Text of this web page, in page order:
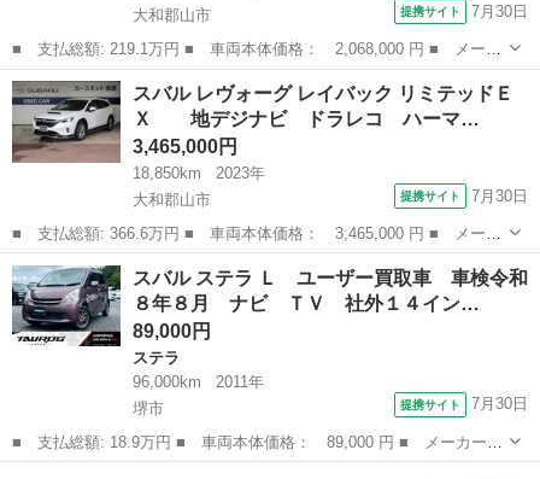
大和郡山市
提携サイト 7月30日
■ 支払総額: 219.1万円 ■ 車両本体価格： 2,068,000 円 ■ メーカ
ー名： スバル ■ 車種名： ＸＶ ■ グレード名： １．６ｉ－
Ｌ アイサイト 地デジナビ ドラレコ ＥＴＣ バックカメラ Ｌ
ＥＤヘッド...
奈良 大和郡山市 インプレッサ
スバル レヴォーグ レイバック リミテッドＥ
Ｘ 地デジナビ ドラレコ ハーマ…
3,465,000円
18,850km
2023年
大和郡山市
提携サイト 7月30日
■ 支払総額: 366.6万円 ■ 車両本体価格： 3,465,000 円 ■ メーカ
ー名： スバル ■ 車種名： レヴォーグ レイバック ■ グレード
名： リミテッドＥＸ 地デジナビ ドラレコ ハーマンカード
ン ＳＴＩ...
奈良 大和郡山市
スバル ステラ Ｌ ユーザー買取車 車検令和
８年８月 ナビ ＴＶ 社外１４イン…
89,000円
ステラ
96,000km
2011年
堺市
提携サイト 7月30日
■ 支払総額: 18.9万円 ■ 車両本体価格： 89,000 円 ■ メーカー
名： スバル ■ 車種名： ステラ ■ グレード名： Ｌ ユーザー